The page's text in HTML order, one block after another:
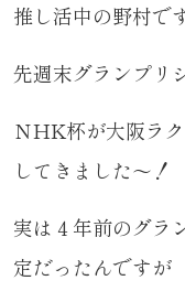
推し活中の野村で
先週末グランプリ
ＮHK杯が大阪ラ
してきました～！
実は４年前のグラ
定だったんですが